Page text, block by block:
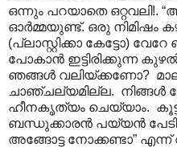
ഒന്നും പറയാതെ ഒറ്റവലി!.
ഓർമ്മയുണ്ട്. ഒരു നിമിഷം
(പ്ലാസ്റ്റിക്കാ കേട്ടോ)
പോകാൻ ഇട്ടിരിക്കുന്ന
ഞങ്ങൾ വലിയ്ക്കണോ?
ചാഞ്ചല്യമില്ല. നിങ്ങൾ
ഹീനകൃത്യം ചെയ്യാം.
ബന്ധുക്കാരൻ പയ്യൻ
അങ്ങോട്ട നോക്കണ്ടാ”